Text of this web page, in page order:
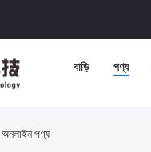
বাড়ি পণ্য
পণ্য